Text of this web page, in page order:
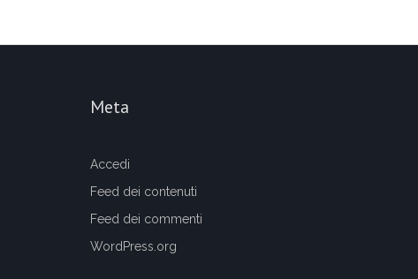
Meta
Accedi
Feed dei contenuti
Feed dei commenti
WordPress.org